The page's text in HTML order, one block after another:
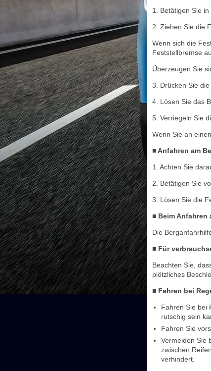
1. Betätigen Sie
2. Ziehen Sie die
Wenn sich die
Feststellbremse
Überzeugen Sie
3. Drücken Sie
4. Lösen Sie das
5. Verriegeln Sie
Wenn Sie an
■ Anfahren am
1. Achten Sie
2. Betätigen Sie
3. Lösen Sie die
■ Beim Anfahren
Die
■ Für
Beachten Sie,
plötzliches
■ Fahren bei
Fahren Sie bei
rutschig sein
Fahren Sie
Vermeiden Sie
zwischen
verhindert.